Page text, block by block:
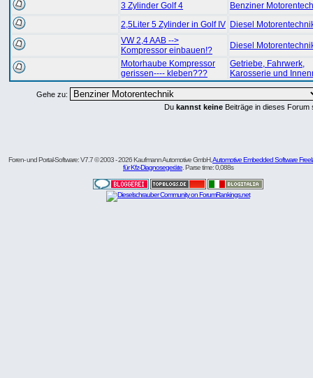
3 Zylinder Golf 4
Benziner
2,5Liter 5 Zylinder in Golf IV Diesel
VW 2,4 AAB -->
Kompressor einbauen!?
Diesel
Motorhaube Kompressor
gerissen---- kleben???
Getriebe, Fahrwerk,
Karosserie und
Gehe zu:
Du kannst keine Beiträge in dieses Forum
Foren- und Portal-Software: V7.7 © 2003 - 2026 Kaufmann Automotive GmbH,Automotive Embedded Software
für Kfz-Diagnosegeräte . Parse time: 0,088s